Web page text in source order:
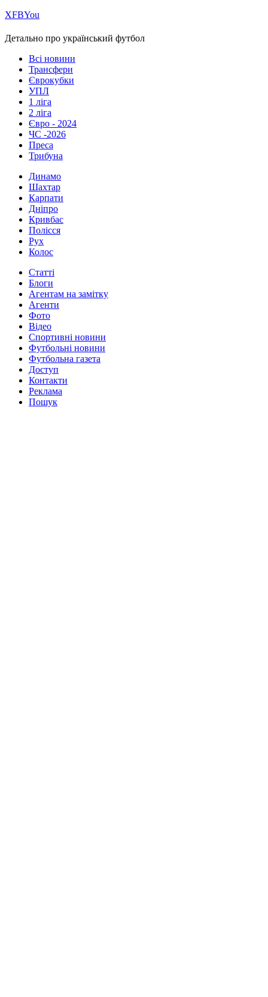
ХFBYou
Детально про український футбол
Всі новини
Трансфери
Єврокубки
УПЛ
1 ліга
2 ліга
Євро - 2024
ЧС -2026
Преса
Трибуна
Динамо
Шахтар
Карпати
Дніпро
Кривбас
Полісся
Рух
Колос
Статті
Блоги
Агентам на замітку
Агенти
Фото
Відео
Спортивні новини
Футбольні новини
Футбольна газета
Доступ
Контакти
Реклама
Пошук